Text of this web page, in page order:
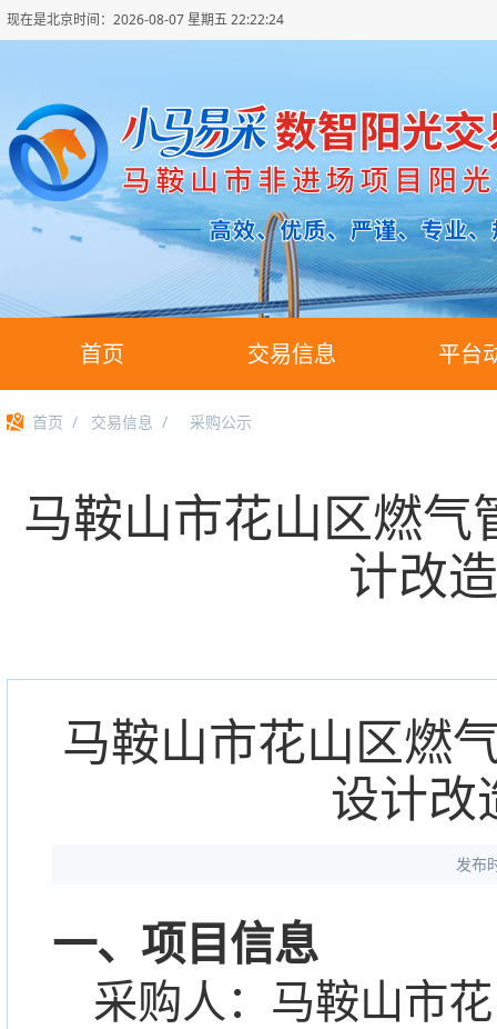
现在是北京时间： 2026-08-07 星期五 22:22:25
首页 交易信息 平台
首页 / 交易信息 / 采购公示
马鞍山市花山区燃
计改
马鞍山市花山区燃
设计改
发布
一、项目信息
采购人：马鞍山市